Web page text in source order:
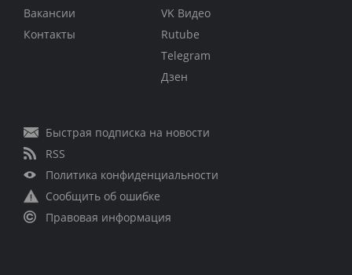
Вакансии
Контакты
VK Видео
Rutube
Telegram
Дзен
Быстрая подписка на новости
RSS
Политика конфиденциальности
Сообщить об ошибке
Правовая информация